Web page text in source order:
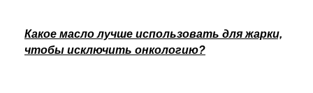
Какое масло лучше использовать для жарки,
чтобы исключить онкологию?